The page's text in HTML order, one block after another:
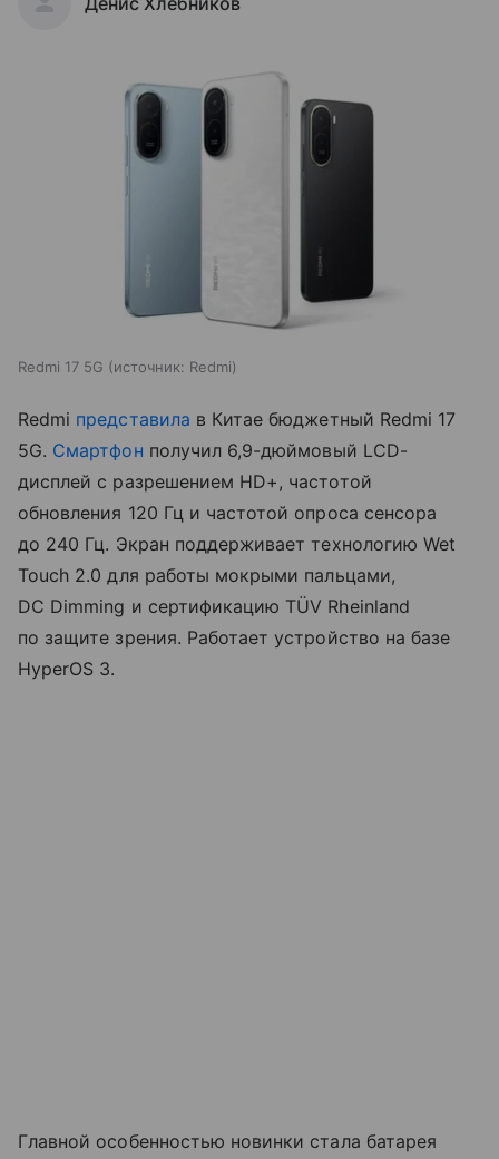
Redmi 17 5G источник: Redmi
Redmi представила в Китае бюджетный Redmi 17
5G. Смартфон получил 6,9-дюймовый LCD-
дисплей с разрешением HD+, частотой
обновления 120 Гц и частотой опроса сенсора
до 240 Гц. Экран поддерживает технологию Wet
Touch 2.0 для работы мокрыми пальцами,
DC Dimming и сертификацию TÜV Rheinland
по защите зрения. Работает устройство на базе
HyperOS 3.
Главной особенностью новинки стала батарея